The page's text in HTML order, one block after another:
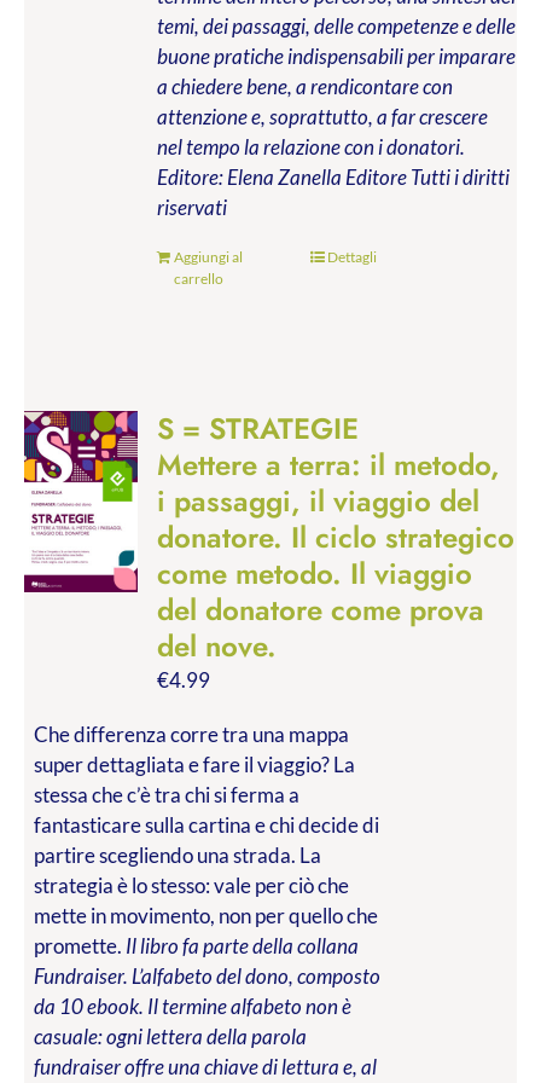
temi, dei passaggi, delle competenze e delle
buone pratiche indispensabili per imparare
a chiedere bene, a rendicontare con
attenzione e, soprattutto, a far crescere
nel tempo la relazione con i donatori.
Editore: Elena Zanella EditoreTutti i diritti
riservati
Aggiungi al
carrello
Dettagli
S = STRATEGIE
Mettere a terra: il metodo,
i passaggi, il viaggio del
donatore. Il ciclo strategico
come metodo. Il viaggio
del donatore come prova
del nove.
€4.99
Che differenza corre tra una mappa
super dettagliata e fare il viaggio? La
stessa che c’è tra chi si ferma a
fantasticare sulla cartina e chi decide di
partire scegliendo una strada. La
strategia è lo stesso: vale per ciò che
mette in movimento, non per quello che
promette. Il libro fa parte della collana
Fundraiser. L’alfabeto del dono, composto
da 10 ebook. Il termine alfabeto non è
casuale: ogni lettera della parola
fundraiser offre una chiave di lettura e, al